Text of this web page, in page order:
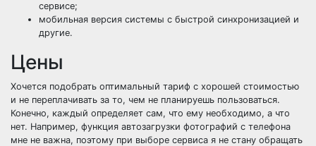
сервисе;
мобильная версия системы с быстрой синхронизацией и
другие.
Цены
Хочется подобрать оптимальный тариф с хорошей стоимостью
и не переплачивать за то, чем не планируешь пользоваться.
Конечно, каждый определяет сам, что ему необходимо, а что
нет. Например, функция автозагрузки фотографий с телефона
мне не важна, поэтому при выборе сервиса я не стану обращать